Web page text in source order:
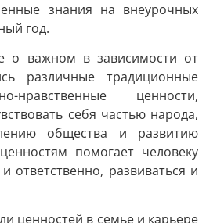
знания на внеурочных
год.
о важном в зависимости от
различные традиционные
нравственные ценности,
себя частью народа,
общества и развитию
помогает человеку
ответственно, развиваться и
ценностей в семье и карьере